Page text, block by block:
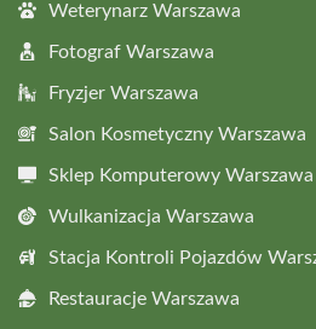
Weterynarz Warszawa
Fotograf Warszawa
Fryzjer Warszawa
Salon Kosmetyczny Warszawa
Sklep Komputerowy Warszawa
Wulkanizacja Warszawa
Stacja Kontroli Pojazdów
Restauracje Warszawa